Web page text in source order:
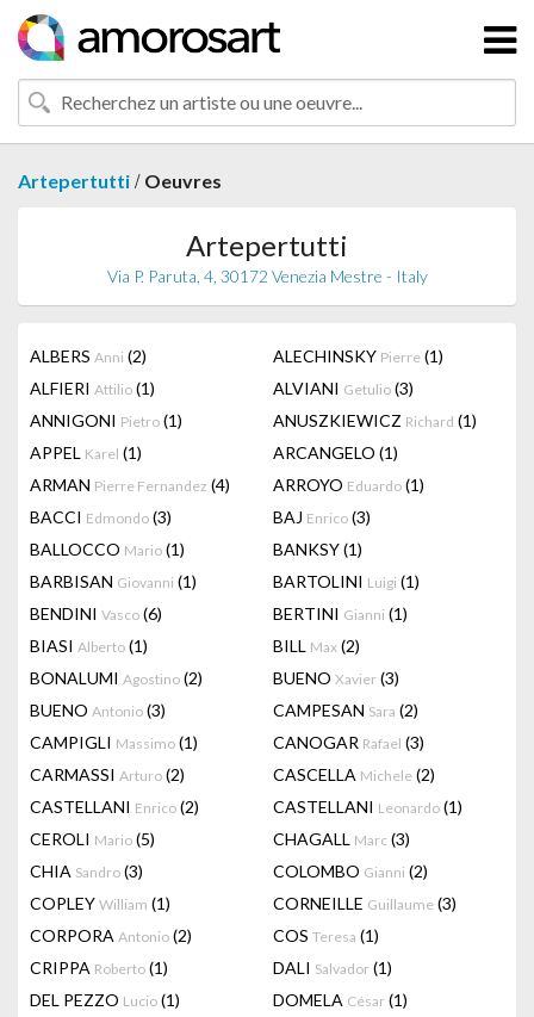
Artepertutti / Oeuvres
Artepertutti
Via P. Paruta, 4, 30172 Venezia Mestre - Italy
ALBERS Anni (2) ALECHINSKY Pierre (1)
ALFIERI Attilio (1) ALVIANI Getulio (3)
ANNIGONI Pietro (1) ANUSZKIEWICZ Richard (1)
APPEL Karel (1) ARCANGELO (1)
ARMAN Pierre Fernandez (4) ARROYO Eduardo (1)
BACCI Edmondo (3) BAJ Enrico (3)
BALLOCCO Mario (1) BANKSY(1)
BARBISAN Giovanni (1) BARTOLINI Luigi (1)
BENDINI Vasco (6) BERTINI Gianni (1)
BIASI Alberto (1) BILL Max (2)
BONALUMI Agostino (2) BUENO Xavier (3)
BUENO Antonio (3) CAMPESAN Sara (2)
CAMPIGLI Massimo (1) CANOGAR Rafael (3)
CARMASSI Arturo (2) CASCELLA Michele (2)
CASTELLANI Enrico (2) CASTELLANI Leonardo (1)
CEROLI Mario (5) CHAGALL Marc (3)
CHIA Sandro (3) COLOMBO Gianni (2)
COPLEY William (1) CORNEILLE Guillaume (3)
CORPORA Antonio (2) COS Teresa (1)
CRIPPA Roberto (1) DALI Salvador (1)
DEL PEZZO Lucio (1) DOMELA César (1)